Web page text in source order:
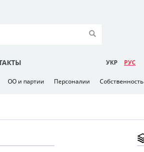
УКР РУC
ОО и партии Персоналии Собственность